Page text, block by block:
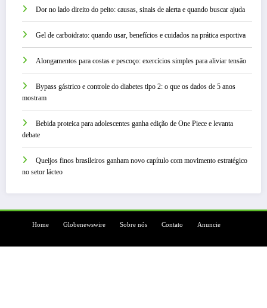
Dor no lado direito do peito: causas, sinais de alerta e quando buscar ajuda
Gel de carboidrato: quando usar, benefícios e cuidados na prática esportiva
Alongamentos para costas e pescoço: exercícios simples para aliviar tensão
Bypass gástrico e controle do diabetes tipo 2: o que os dados de 5 anos
mostram
Bebida proteica para adolescentes ganha edição de One Piece e levanta
debate
Queijos finos brasileiros ganham novo capítulo com movimento estratégico
no setor lácteo
Home Globenewswire Sobre nós Contato Anuncie